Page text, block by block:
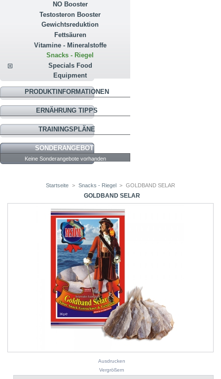
NO Booster
Testosteron Booster
Gewichtsreduktion
Fettsäuren
Vitamine - Mineralstoffe
Snacks - Riegel
Specials Food
Equipment
PRODUKTINFORMATIONEN
ERNÄHRUNG TIPPS
TRAININGSPLÄNE
SONDERANGEBOTE
Keine Sonderangebote vorhanden
Startseite > Snacks - Riegel > GOLDBAND SELAR
GOLDBAND SELAR
Ausdrucken
Vergrößern